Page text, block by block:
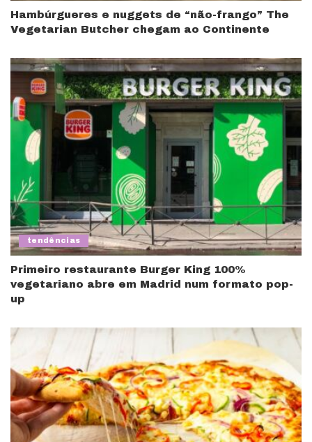
Hambúrgueres e nuggets de “não-frango” The
Vegetarian Butcher chegam ao Continente
tendências
Primeiro restaurante Burger King 100%
vegetariano abre em Madrid num formato pop-
up